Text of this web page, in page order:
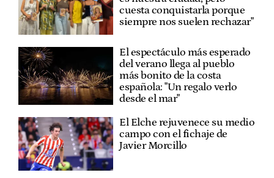
cuesta conquistarla porque
siempre nos suelen rechazar"
El espectáculo más esperado
del verano llega al pueblo
más bonito de la costa
española: "Un regalo verlo
desde el mar"
El Elche rejuvenece su medio
campo con el fichaje de
Javier Morcillo